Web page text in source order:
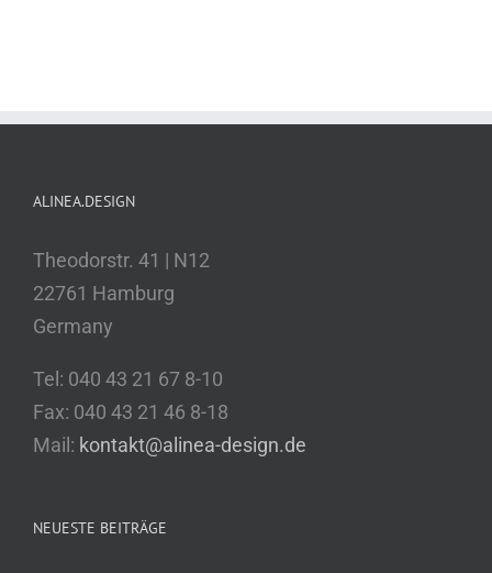
ALINEA.DESIGN
Theodorstr. 41 | N12
22761 Hamburg
Germany
Tel: 040 43 21 67 8-10
Fax: 040 43 21 46 8-18
Mail: kontakt@alinea-design.de
NEUESTE BEITRÄGE